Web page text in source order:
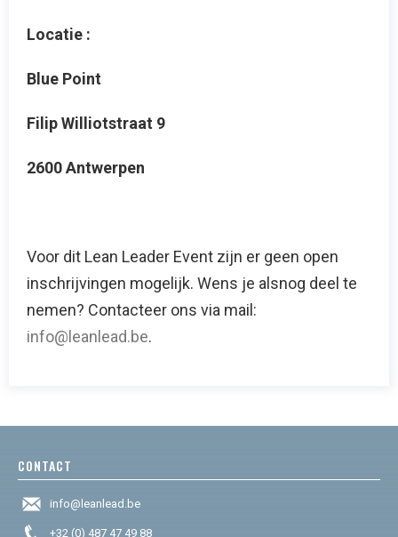
Locatie :
Blue Point
Filip Williotstraat 9
2600 Antwerpen
Voor dit Lean Leader Event zijn er geen open
inschrijvingen mogelijk. Wens je alsnog deel te
nemen? Contacteer ons via mail:
info@leanlead.be.
CONTACT
info@leanlead.be
+32 (0) 487 47 49 88